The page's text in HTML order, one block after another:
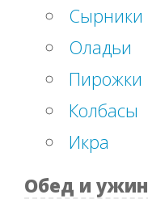
Сырники
Оладьи
Пирожки
Колбасы
Икра
Обед и ужин